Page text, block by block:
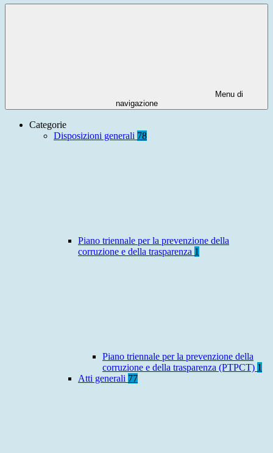
Menu di
navigazione
Categorie
Disposizioni generali 78
Piano triennale per la prevenzione della
corruzione e della trasparenza 1
Piano triennale per la prevenzione della
corruzione e della trasparenza (PTPCT) 1
Atti generali 77